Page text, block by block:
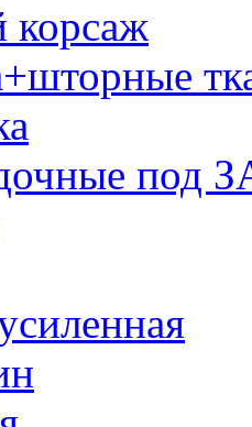
корсаж
под